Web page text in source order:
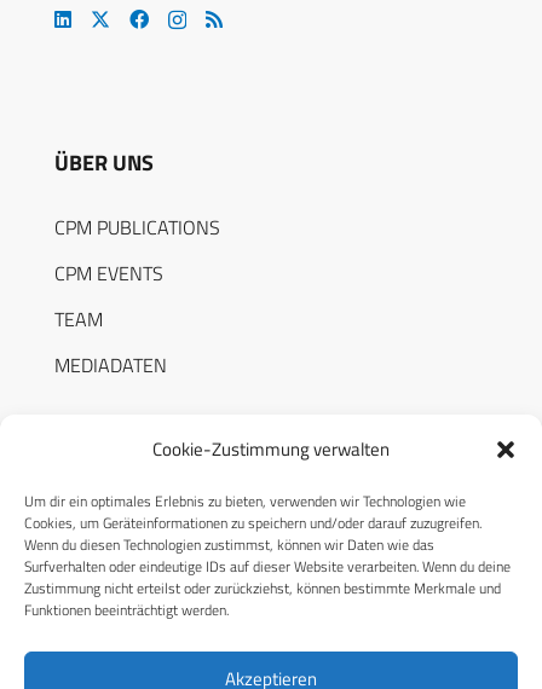
Cookie-Zustimmung verwalten
Um dir ein optimales Erlebnis zu bieten, verwenden wir Technologien wie
Cookies, um Geräteinformationen zu speichern und/oder darauf zuzugreifen.
Wenn du diesen Technologien zustimmst, können wir Daten wie das
Surfverhalten oder eindeutige IDs auf dieser Website verarbeiten. Wenn du deine
Zustimmung nicht erteilst oder zurückziehst, können bestimmte Merkmale und
Funktionen beeinträchtigt werden.
Akzeptieren
ÜBER UNS
CPM PUBLICATIONS
CPM EVENTS
TEAM
MEDIADATEN
RECHTLICHES
Datenschutzerklärung
Cookie-Richtlinie (EU)